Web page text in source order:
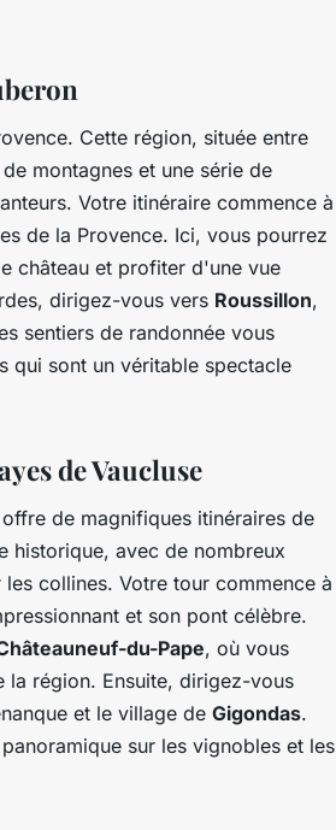
Cette région, située entre
montagnes et une série de
Votre itinéraire commence à
de la Provence. Ici, vous pourrez
château et profiter d'une vue
dirigez-vous vers Roussillon,
sentiers de randonnée vous
qui sont un véritable spectacle
de Vaucluse
de magnifiques itinéraires de
historique, avec de nombreux
collines. Votre tour commence à
et son pont célèbre.
du-Pape, où vous
la région. Ensuite, dirigez-vous
et le village de Gigondas.
sur les vignobles et les